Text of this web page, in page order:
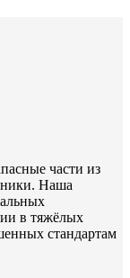
части из
Наша
в тяжёлых
стандартам